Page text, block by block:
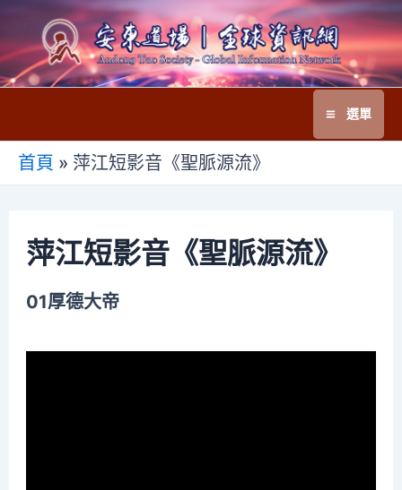
至
主
Main
選單
首頁 » 萍江短影音《聖脈源流》
萍江短影音《聖脈源流》
01厚德大帝